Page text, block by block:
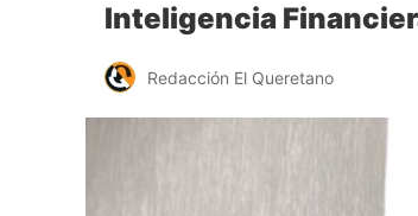
Inteligencia
Redacción El Queretano